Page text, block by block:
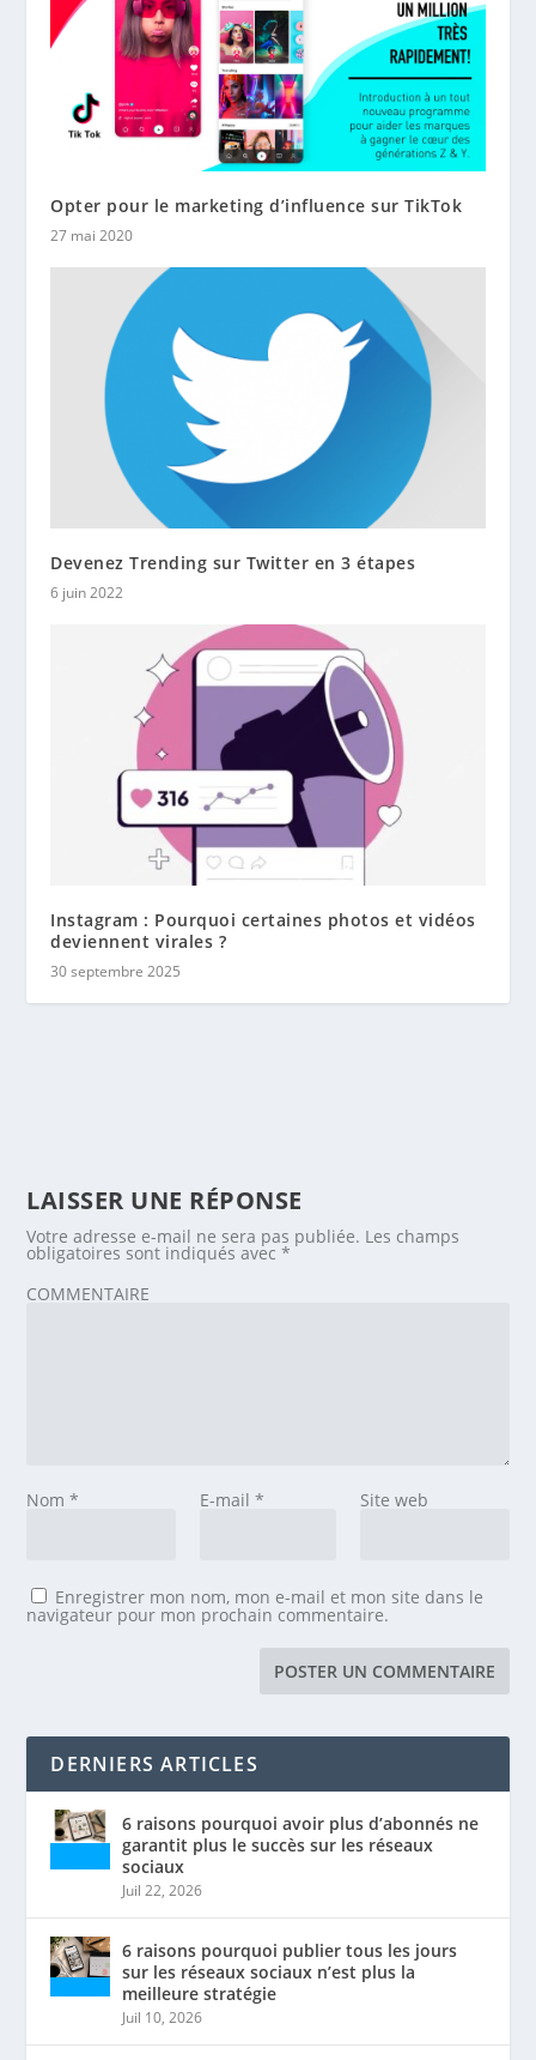
Opter pour le marketing d’influence sur TikTok
27 mai 2020
Devenez Trending sur Twitter en 3 étapes
6 juin 2022
Instagram : Pourquoi certaines photos et vidéos
deviennent virales ?
30 septembre 2025
LAISSER UNE RÉPONSE
Votre adresse e-mail ne sera pas publiée. Les champs
obligatoires sont indiqués avec*
COMMENTAIRE
Nom* E-mail * Site web
Enregistrer mon nom, mon e-mail et mon site dans le
navigateur pour mon prochain commentaire.
DERNIERS ARTICLES
6 raisons pourquoi avoir plus d’abonnés ne
garantit plus le succès sur les réseaux
sociaux
Juil 22, 2026
6 raisons pourquoi publier tous les jours
sur les réseaux sociaux n’est plus la
meilleure stratégie
Juil 10, 2026